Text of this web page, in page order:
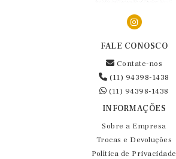
FALE CONOSCO
Contate-nos
(11) 94398-1438
(11) 94398-1438
INFORMAÇÕES
Sobre a Empresa
Trocas e Devoluções
Política de Privacidade